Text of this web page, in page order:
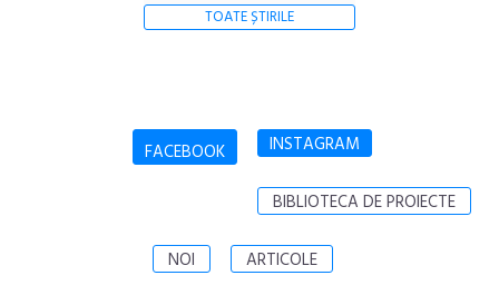
TOATE ȘTIRILE
FACEBOOK INSTAGRAM
BIBLIOTECA DE PROIECTE
NOI ARTICOLE